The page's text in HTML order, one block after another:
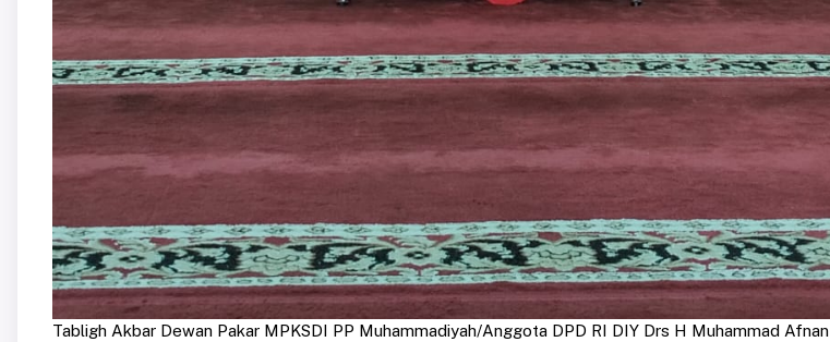
Tabligh Akbar Dewan Pakar MPKSDI PP Muhammadiyah/Anggota DPD RI DIY Drs H Muhammad Afnan